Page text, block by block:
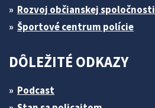
Rozvoj občianskej spoločnosti
Športové centrum polície
DÔLEŽITÉ ODKAZY
Podcast